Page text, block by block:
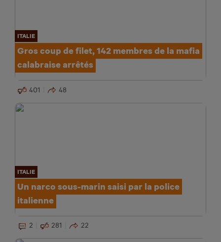
ITALIE
Gros coup de filet, 142 membres de la mafia
calabraise arrêtés
401 48
ITALIE
Un narco sous-marin saisi par la police
italienne
2 281 22